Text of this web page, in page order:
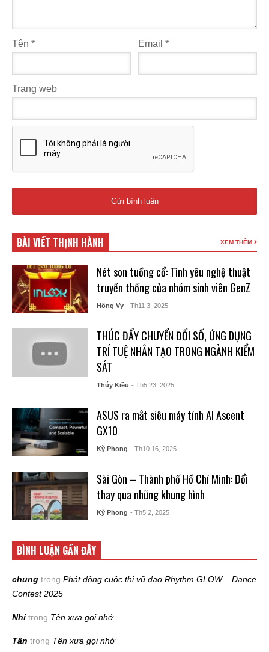
Tên * Email*
Trang web
BÀI VIẾT THỊNH HÀNH XEM THÊM
Nét son tuồng cổ: Tình yêu nghệ thuật
truyền thống của nhóm sinh viên GenZ
Hồng Vy - Th11 3, 2025
THÚC ĐẨY CHUYỂN ĐỔI SỐ, ỨNG DỤNG
TRÍ TUỆ NHÂN TẠO TRONG NGÀNH KIỂM
SÁT
Thúy Kiều - Th5 23, 2025
ASUS ra mắt siêu máy tính AI Ascent
GX10
Kỳ Phong - Th10 16, 2025
Sài Gòn – Thành phố Hồ Chí Minh: Đổi
thay qua những khung hình
Kỳ Phong - Th5 2, 2025
BÌNH LUẬN GẦN ĐÂY
chung trong Phát động cuộc thi vũ đạo Rhythm GLOW – Dance
Contest 2025
Nhi trong Tên xưa gọi nhớ
Tân trong Tên xưa gọi nhớ